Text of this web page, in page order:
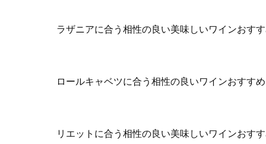
ラザニアに合う相性の良い美味しいワインおす
ロールキャベツに合う相性の良いワインおすす
リエットに合う相性の良い美味しいワインおす